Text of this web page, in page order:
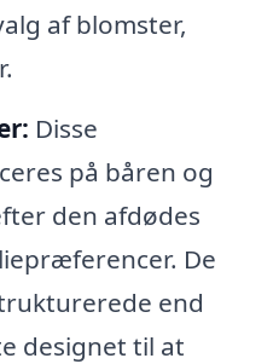
af blomster,
Disse
på båren og
den afdødes
De
end
designet til at